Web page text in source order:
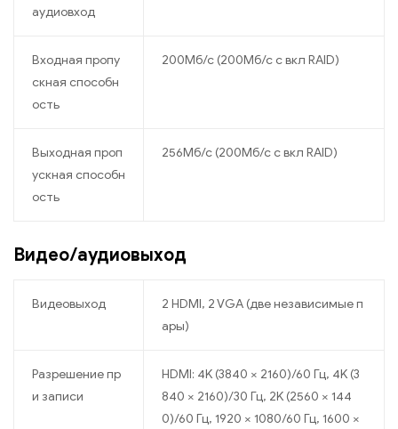
аудиовход
Входная пропу
скная способн
ость
200Мб/с (200Мб/с с вкл RAID)
Выходная проп
ускная способн
ость
256Мб/с (200Мб/с с вкл RAID)
Видео/аудиовыход
Видеовыход
2 HDMI, 2 VGA (две независимые п
ары)
Разрешение пр
и записи
HDMI: 4K (3840 × 2160)/60 Гц, 4K (3
840 × 2160)/30 Гц, 2K (2560 × 144
0)/60 Гц, 1920 × 1080/60 Гц, 1600 ×